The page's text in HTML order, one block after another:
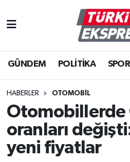
GÜNDEM POLİTİKA SPOR
HABERLER OTOMOBIL
Otomobillerde
oranları
yeni fiyatlar
İstanbul Nöbetçi
İstanbul Hava Durumu
İstanbul Namaz Vakitleri
İstanbul Trafik Yoğunluk
Süper Lig Puan Durumu